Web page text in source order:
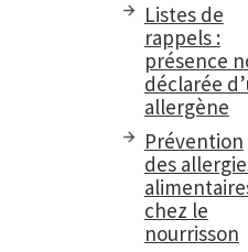
Listes de
rappels :
présence
déclarée
allergène
Prévention
des
chez le
nourrisson